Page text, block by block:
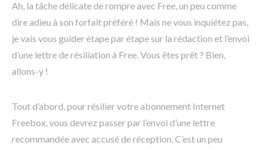
Ah, la tâche délicate de rompre avec Free, un peu comme
dire adieu à son forfait préféré ! Mais ne vous inquiétez pas,
je vais vous guider étape par étape sur la rédaction et l’envoi
d’une lettre de résiliation à Free. Vous êtes prêt ? Bien,
allons-y !
Tout d’abord, pour résilier votre abonnement Internet
Freebox, vous devrez passer par l’envoi d’une lettre
recommandée avec accusé de réception. C’est un peu